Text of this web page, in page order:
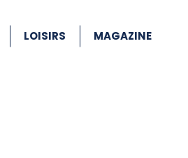
LOISIRS MAGAZINE